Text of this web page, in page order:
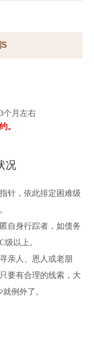
个月左右
。
况
针，依此排定困难级
自身行踪者，如债务
级以上。
亲人、恩人或老朋
要有合理的线索，大
例外了。